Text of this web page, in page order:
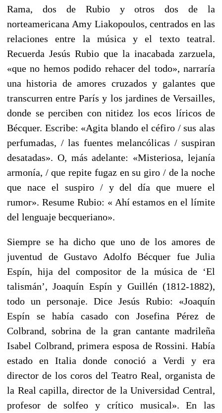
Rama, dos de Rubio y otros dos de la
norteamericana Amy Liakopoulos, centrados en las
relaciones entre la música y el texto teatral.
Recuerda Jesús Rubio que la inacabada zarzuela,
«que no hemos podido rehacer del todo», narraría
una historia de amores cruzados y galantes que
transcurren entre París y los jardines de Versailles,
donde se perciben con nitidez los ecos líricos de
Bécquer. Escribe: «Agita blando el céfiro / sus alas
perfumadas, / las fuentes melancólicas / suspiran
desatadas». O, más adelante: «Misteriosa, lejanía
armonía, / que repite fugaz en su giro / de la noche
que nace el suspiro / y del día que muere el
rumor». Resume Rubio: « Ahí estamos en el límite
del lenguaje becqueriano».
Siempre se ha dicho que uno de los amores de
juventud de Gustavo Adolfo Bécquer fue Julia
Espín, hija del compositor de la música de ‘El
talismán’, Joaquín Espín y Guillén (1812-1882),
todo un personaje. Dice Jesús Rubio: «Joaquín
Espín se había casado con Josefina Pérez de
Colbrand, sobrina de la gran cantante madrileña
Isabel Colbrand, primera esposa de Rossini. Había
estado en Italia donde conoció a Verdi y era
director de los coros del Teatro Real, organista de
la Real capilla, director de la Universidad Central,
profesor de solfeo y crítico musical». En las